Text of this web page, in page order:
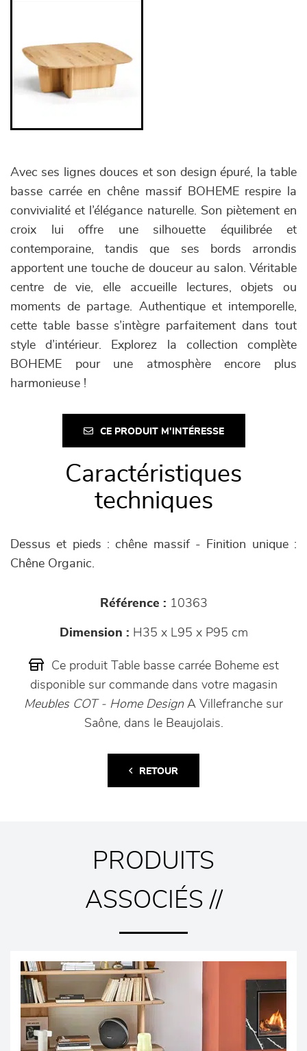
Avec ses lignes douces et son design épuré, la table
basse carrée en chêne massif BOHEME respire la
convivialité et l’élégance naturelle. Son piètement en
croix lui offre une silhouette équilibrée et
contemporaine, tandis que ses bords arrondis
apportent une touche de douceur au salon. Véritable
centre de vie, elle accueille lectures, objets ou
moments de partage. Authentique et intemporelle,
cette table basse s’intègre parfaitement dans tout
style d’intérieur. Explorez la collection complète
BOHEME pour une atmosphère encore plus
harmonieuse !
CE PRODUIT M'INTÉRESSE
Caractéristiques
techniques
Dessus et pieds : chêne massif - Finition unique :
Chêne Organic.
Référence : 10363
Dimension : H35 x L95 x P95 cm
Ce produit Table basse carrée Boheme est
disponible sur commande dans votre magasin
Meubles COT - Home DesignA Villefranche sur
Saône, dans le Beaujolais.
RETOUR
PRODUITS
ASSOCIÉS //